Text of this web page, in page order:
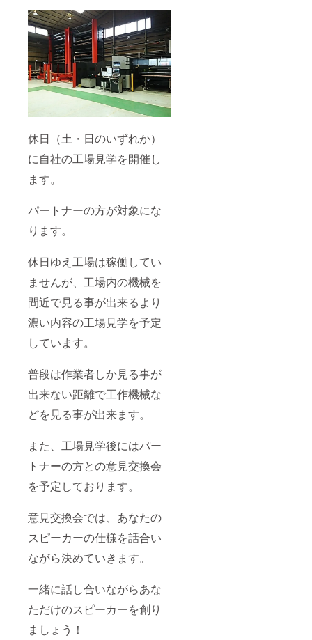
休日（土・日のいずれか）
に自社の工場見学を開催し
ます。
パートナーの方が対象にな
ります。
休日ゆえ工場は稼働してい
ませんが、工場内の機械を
間近で見る事が出来るより
濃い内容の工場見学を予定
しています。
普段は作業者しか見る事が
出来ない距離で工作機械な
どを見る事が出来ます。
また、工場見学後にはパー
トナーの方との意見交換会
を予定しております。
意見交換会では、あなたの
スピーカーの仕様を話合い
ながら決めていきます。
一緒に話し合いながらあな
ただけのスピーカーを創り
ましょう！